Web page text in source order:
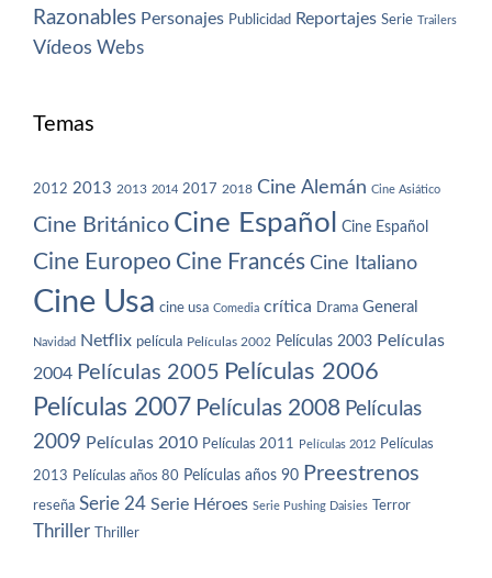
Razonables Personajes Publicidad Reportajes Serie Trailers
Vídeos Webs
Temas
2012 2013 2013 2014 2017 2018 Cine Alemán Cine Asiático
Cine Británico Cine Español Cine Español
Cine Europeo Cine Francés Cine Italiano
Cine Usa cine usa Comedia crítica Drama General
Navidad Netflix película Películas 2002 Películas 2003 Películas
2004 Películas 2005 Películas 2006
Películas 2007 Películas 2008 Películas
2009 Películas 2010 Películas 2011 Películas 2012 Películas
2013 Películas años 80 Películas años 90 Preestrenos
reseña Serie 24 Serie Héroes Serie Pushing Daisies Terror
Thriller Thriller